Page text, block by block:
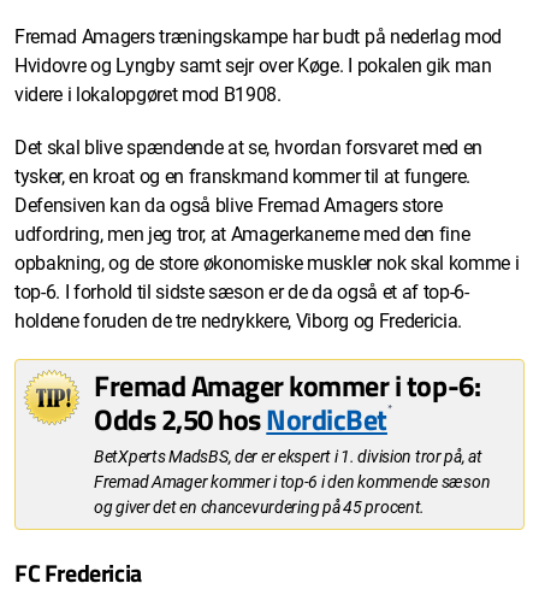
Fremad Amagers træningskampe har budt på nederlag mod
Hvidovre og Lyngby samt sejr over Køge. I pokalen gik man
videre i lokalopgøret mod B1908.
Det skal blive spændende at se, hvordan forsvaret med en
tysker, en kroat og en franskmand kommer til at fungere.
Defensiven kan da også blive Fremad Amagers store
udfordring, men jeg tror, at Amagerkanerne med den fine
opbakning, og de store økonomiske muskler nok skal komme i
top-6. I forhold til sidste sæson er de da også et af top-6-
holdene foruden de tre nedrykkere, Viborg og Fredericia.
Fremad Amager kommer i top-6:
Odds 2,50 hosNordicBet*
BetXperts MadsBS, der er ekspert i 1. division tror på, at
Fremad Amager kommer i top-6 i den kommende sæson
og giver det en chancevurdering på 45 procent.
FC Fredericia